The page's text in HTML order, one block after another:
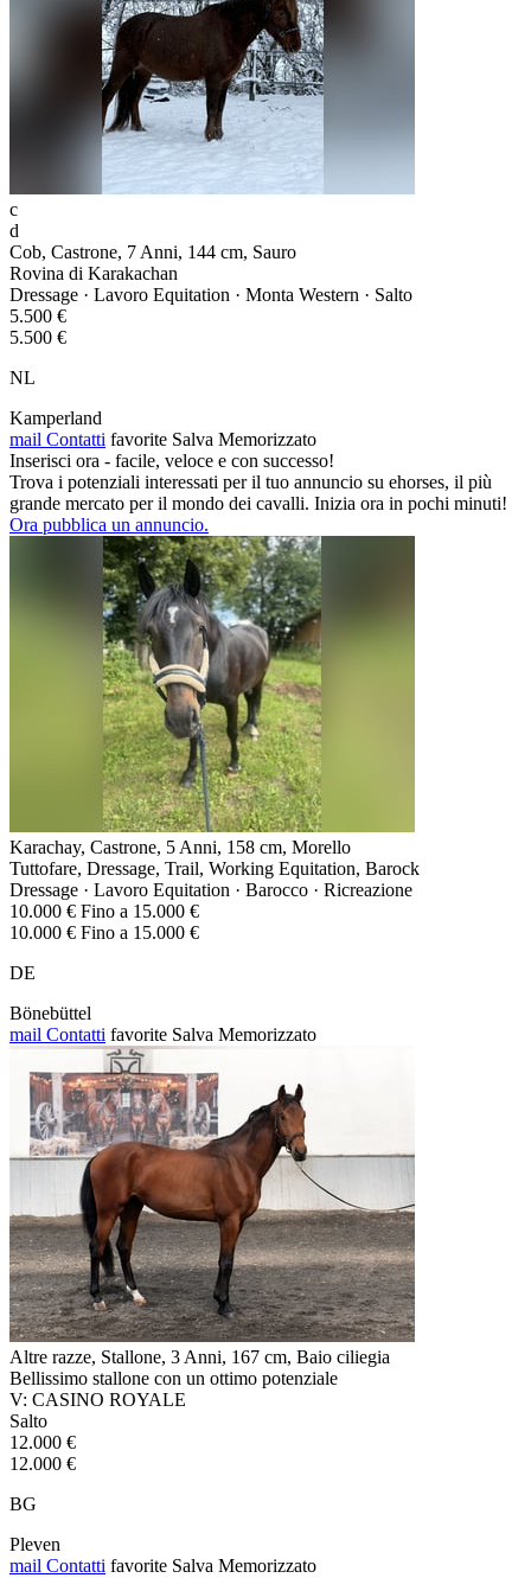
c
d
Cob, Castrone, 7 Anni, 144 cm, Sauro
Rovina di Karakachan
Dressage · Lavoro Equitation · Monta Western · Salto
5.500 €
5.500 €
NL
Kamperland
mail Contatti favorite Salva Memorizzato
Inserisci ora - facile, veloce e con successo!
Trova i potenziali interessati per il tuo annuncio su ehorses, il più
grande mercato per il mondo dei cavalli. Inizia ora in pochi minuti!
Ora pubblica un annuncio.
Karachay, Castrone, 5 Anni, 158 cm, Morello
Tuttofare, Dressage, Trail, Working Equitation, Barock
Dressage · Lavoro Equitation · Barocco · Ricreazione
10.000 € Fino a 15.000 €
10.000 € Fino a 15.000 €
DE
Bönebüttel
mail Contatti favorite Salva Memorizzato
Altre razze, Stallone, 3 Anni, 167 cm, Baio ciliegia
Bellissimo stallone con un ottimo potenziale
V: CASINO ROYALE
Salto
12.000 €
12.000 €
BG
Pleven
mail Contatti favorite Salva Memorizzato